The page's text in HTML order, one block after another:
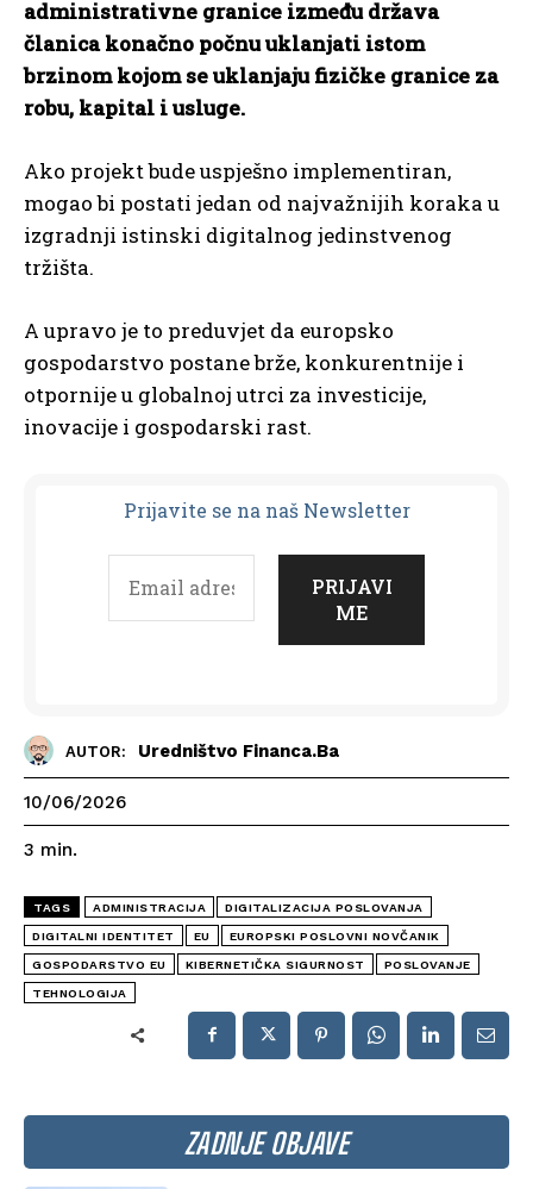
ZADNJE OBJAVE
administrativne granice između država
članica konačno počnu uklanjati istom
brzinom kojom se uklanjaju fizičke granice za
robu, kapital i usluge.
Ako projekt bude uspješno implementiran,
mogao bi postati jedan od najvažnijih koraka u
izgradnji istinski digitalnog jedinstvenog
tržišta.
A upravo je to preduvjet da europsko
gospodarstvo postane brže, konkurentnije i
otpornije u globalnoj utrci za investicije,
inovacije i gospodarski rast.
Prijavite se na naš Newsletter
AUTOR: Uredništvo Financa.ba
10/06/2026
3 min.
TAGS ADMINISTRACIJA DIGITALIZACIJA POSLOVANJA
DIGITALNI IDENTITET EU EUROPSKI POSLOVNI NOVČANIK
GOSPODARSTVO EU KIBERNETIČKA SIGURNOST POSLOVANJE
TEHNOLOGIJA